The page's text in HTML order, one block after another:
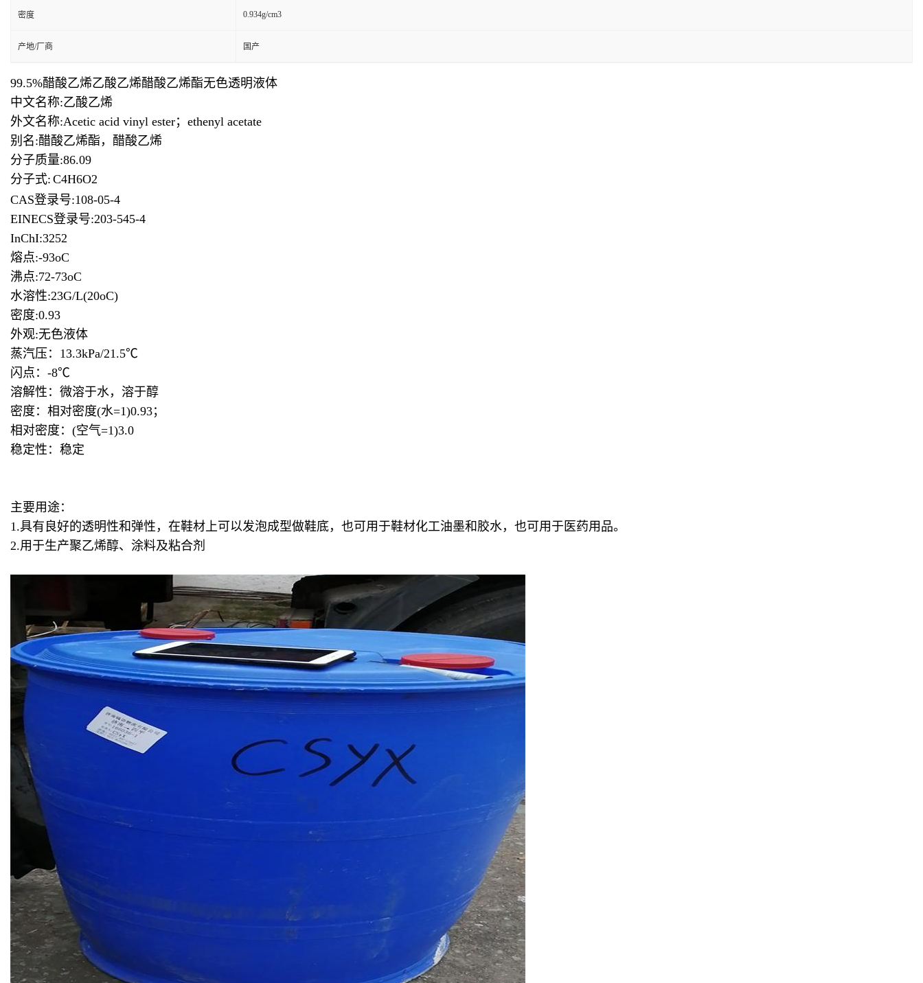
密度 0.934g/cm3
产地/厂商 国产
99.5%醋酸乙烯乙酸乙烯醋酸乙烯酯无色透明液体
中文名称:乙酸乙烯
外文名称:Acetic acid vinyl ester；ethenyl acetate
别名:醋酸乙烯酯，醋酸乙烯
分子质量:86.09
分子式: C4H6O2
CAS登录号:108-05-4
EINECS登录号:203-545-4
InChI:3252
熔点:-93oC
沸点:72-73oC
水溶性:23G/L(20oC)
密度:0.93
外观:无色液体
蒸汽压：13.3kPa/21.5℃
闪点：-8℃
溶解性：微溶于水，溶于醇
密度：相对密度(水=1)0.93；
相对密度：(空气=1)3.0
稳定性：稳定
主要用途：
1.具有良好的透明性和弹性，在鞋材上可以发泡成型做鞋底，也可用于鞋材化工油墨和胶水，也可用于医药用品。
2.用于生产聚乙烯醇、涂料及粘合剂